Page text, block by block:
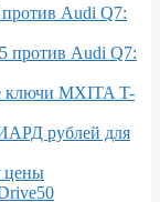
Audi Q7:
Audi Q7:
ключи MXITA T-
рублей для
цены